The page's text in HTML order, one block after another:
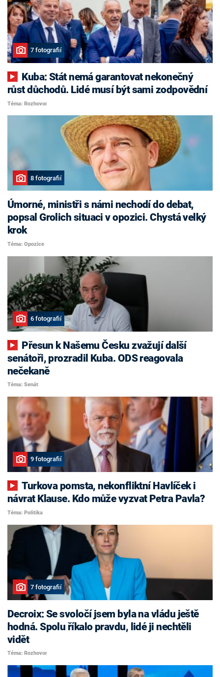
7 fotografií
růst důchodů. Lidé musí být sami zodpovědní
Téma: Rozhovor
8 fotografií
Úmorné, ministři s námi nechodí do debat,
popsal Grolich situaci v opozici. Chystá velký
krok
Téma: Opozice
6 fotografií
senátoři, prozradil Kuba. ODS reagovala
nečekaně
Téma: Senát
9 fotografií
Turkova pomsta, nekonfliktní Havlíček i
návrat Klause. Kdo může vyzvat Petra Pavla?
Téma: Politika
7 fotografií
Decroix: Se svoločí jsem byla na vládu ještě
hodná. Spolu říkalo pravdu, lidé ji nechtěli
vidět
Téma: Rozhovor